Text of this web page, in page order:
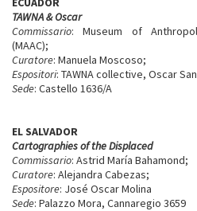
TAWNA & Oscar
Commissario: Museum of
(MAAC);
Curatore: Manuela Moscoso;
Espositori: TAWNA collective, Oscar
Sede: Castello 1636/A
EL SALVADOR
Cartographies of the Displaced
Commissario: Astrid María Bahamond;
Curatore: Alejandra Cabezas;
Espositore: José Oscar Molina
Sede: Palazzo Mora, Cannaregio 3659